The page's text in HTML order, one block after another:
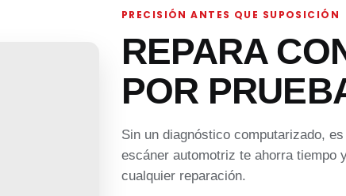
PRECISIÓN ANTES QUE SUPOSICIÓN
REPARA
POR
Sin un diagnóstico computarizado,
escáner automotriz te ahorra tiempo
cualquier reparación.